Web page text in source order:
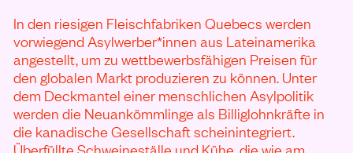
In den riesigen Fleischfabriken Quebecs werden
vorwiegend Asylwerber*innen aus Lateinamerika
angestellt, um zu wettbewerbsfähigen Preisen für
den globalen Markt produzieren zu können. Unter
dem Deckmantel einer menschlichen Asylpolitik
werden die Neuankömmlinge als Billiglohnkräfte in
die kanadische Gesellschaft scheinintegriert.
Überfüllte Schweineställe und Kühe, die wie am